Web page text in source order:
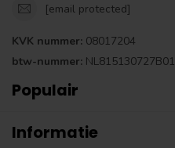
[email protected]
KVK nummer: 08017204
btw-nummer: NL815130727B01
Populair
Informatie